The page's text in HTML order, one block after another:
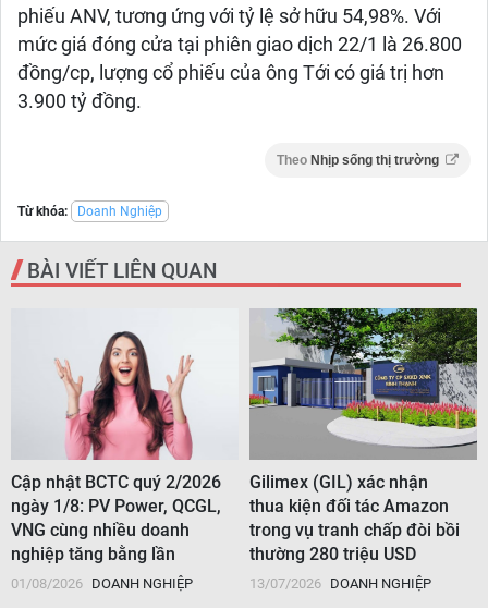
phiếu ANV, tương ứng với tỷ lệ sở hữu 54,98%. Với
mức giá đóng cửa tại phiên giao dịch 22/1 là 26.800
đồng/cp, lượng cổ phiếu của ông Tới có giá trị hơn
3.900 tỷ đồng.
Theo Nhịp sống thị trường
Từ khóa: Doanh Nghiệp
BÀI VIẾT LIÊN QUAN
Cập nhật BCTC quý 2/2026
ngày 1/8: PV Power, QCGL,
VNG cùng nhiều doanh
nghiệp tăng bằng lần
01/08/2026 DOANH NGHIỆP
Gilimex (GIL) xác nhận
thua kiện đối tác Amazon
trong vụ tranh chấp đòi bồi
thường 280 triệu USD
13/07/2026 DOANH NGHIỆP